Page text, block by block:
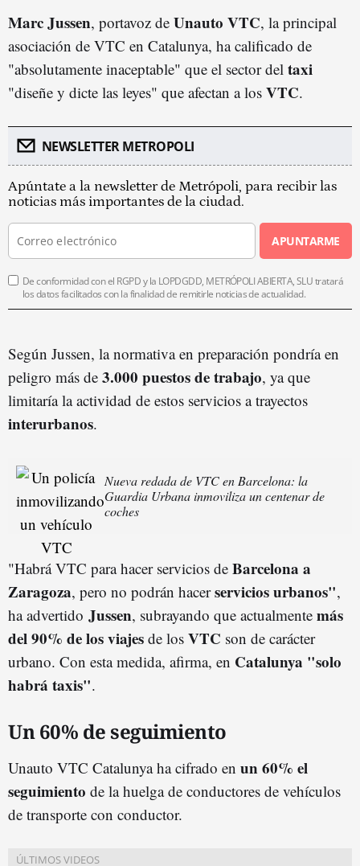
Marc Jussen, portavoz de Unauto VTC, la principal
asociación de VTC en Catalunya, ha calificado de
"absolutamente inaceptable" que el sector del taxi
"diseñe y dicte las leyes" que afectan a los VTC.
NEWSLETTER METROPOLI
Apúntate a la newsletter de Metrópoli, para recibir las
noticias más importantes de la ciudad.
APUNTARME
De conformidad con el RGPD y la LOPDGDD, METRÓPOLI ABIERTA, SLU tratará
los datos facilitados con la finalidad de remitirle noticias de actualidad.
Según Jussen, la normativa en preparación pondría en
peligro más de 3.000 puestos de trabajo, ya que
limitaría la actividad de estos servicios a trayectos
interurbanos.
Nueva redada de VTC en Barcelona: la
Guardia Urbana inmoviliza un centenar de
coches
"Habrá VTC para hacer servicios de Barcelona a
Zaragoza, pero no podrán hacerservicios urbanos",
ha advertido Jussen, subrayando que actualmente más
del 90% de los viajes de los VTC son de carácter
urbano. Con esta medida, afirma, en Catalunya "solo
habrá taxis".
Un 60% de seguimiento
Unauto VTC Catalunya ha cifrado en un 60% el
seguimiento de la huelga de conductores de vehículos
de transporte con conductor.